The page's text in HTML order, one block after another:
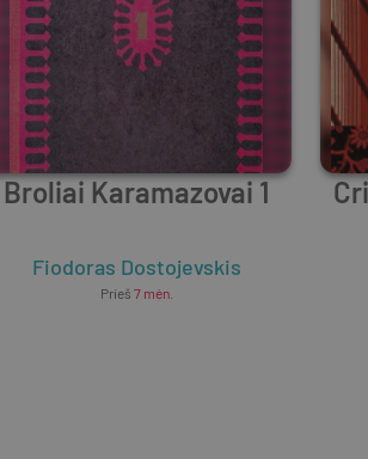
Broliai Karamazovai 1
Fiodoras Dostojevskis
Prieš 7 mėn.